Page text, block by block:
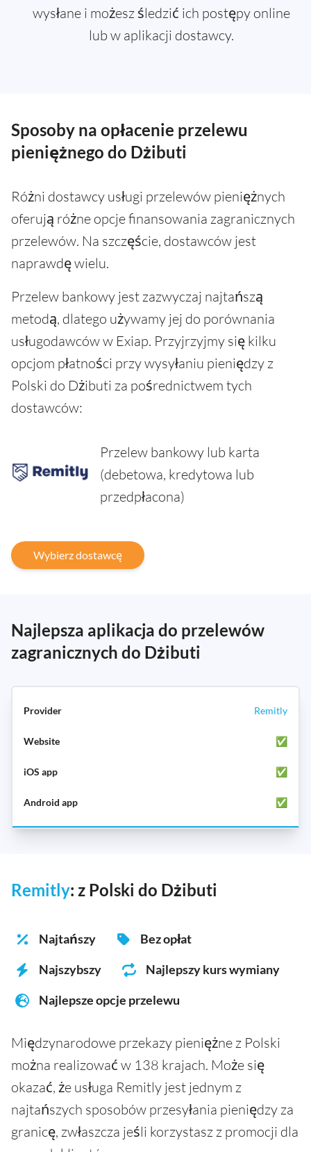
wysłane i możesz śledzić ich postępy online
lub w aplikacji dostawcy.
Sposoby na opłacenie przelewu
pieniężnego do Dżibuti
Różni dostawcy usługi przelewów pieniężnych
oferują różne opcje finansowania zagranicznych
przelewów. Na szczęście, dostawców jest
naprawdę wielu.
Przelew bankowy jest zazwyczaj najtańszą
metodą, dlatego używamy jej do porównania
usługodawców w Exiap. Przyjrzyjmy się kilku
opcjom płatności przy wysyłaniu pieniędzy z
Polski do Dżibuti za pośrednictwem tych
dostawców:
Przelew bankowy lub karta
(debetowa, kredytowa lub
przedpłacona)
Wybierz dostawcę
Najlepsza aplikacja do przelewów
zagranicznych do Dżibuti
Remitly
✅
✅
✅
Remitly: z Polski do Dżibuti
Najtańszy
Bez opłat
Najszybszy
Najlepszy kurs wymiany
Najlepsze opcje przelewu
Międzynarodowe przekazy pieniężne z Polski
można realizować w 138 krajach. Może się
okazać, że usługa Remitly jest jednym z
najtańszych sposobów przesyłania pieniędzy za
granicę, zwłaszcza jeśli korzystasz z promocji dla